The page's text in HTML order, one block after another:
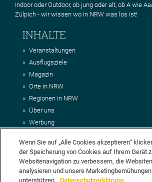
Indoor oder Outdoor, ob jung oder alt, ob A wie
Zülpich - wir wissen wo in NRW was los ist!
INHALTE
Veranstaltungen
Ausflugsziele
Magazin
Orte in NRW
Regionen in NRW
Über uns
Werbung
Impressum
AGB
Datenschutz
Wenn Sie auf „Alle Cookies akzeptieren“
der Speicherung von Cookies auf Ihrem Gerät
Websitenavigation zu verbessern, die
analysieren und unsere
unterstützen.
Datenschutzerklärung